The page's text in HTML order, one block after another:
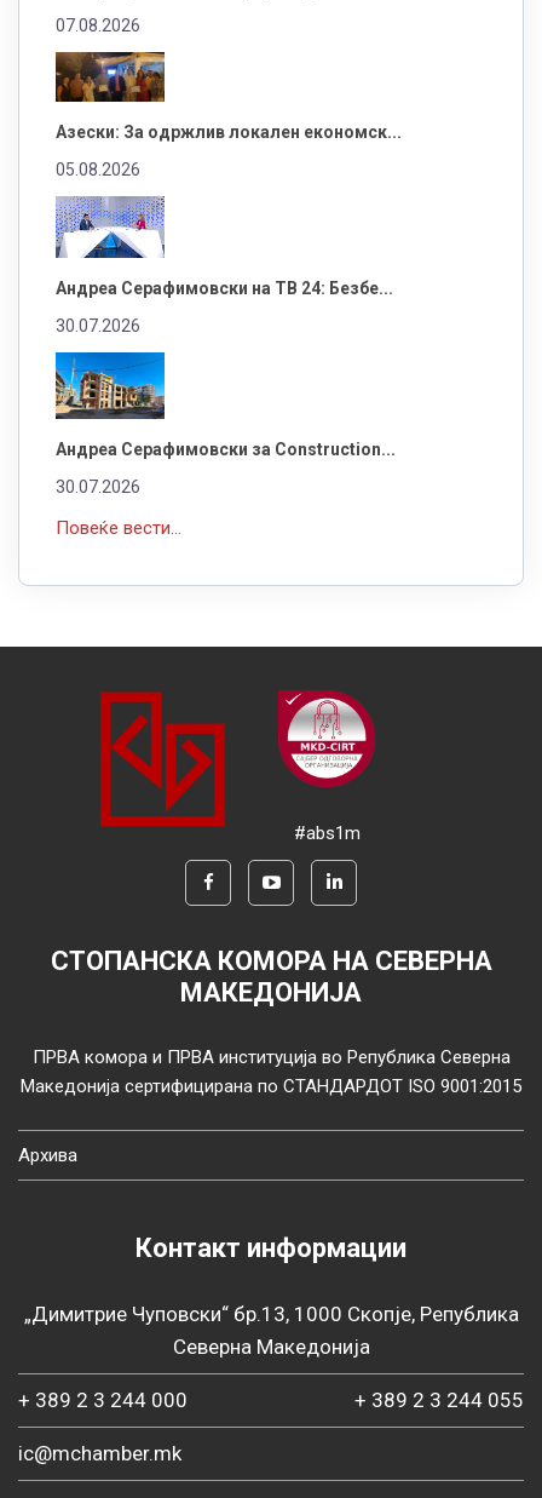
07.08.2026
Азески: За одржлив локален економск...
05.08.2026
Андреа Серафимовски на ТВ 24: Безбе...
30.07.2026
Андреа Серафимовски за Construction...
30.07.2026
Повеќе вести...
#abs1m
СТОПАНСКА КОМОРА НА СЕВЕРНА
МАКЕДОНИЈА
ПРВА комора и ПРВА институција во Република Северна
Македонија сертифицирана по СТАНДАРДОТ ISO 9001:2015
Архива
Контакт информации
„Димитрие Чуповски“ бр.13, 1000 Скопје, Република
Северна Македонија
+ 389 2 3 244 000 + 389 2 3 244 055
ic@mchamber.mk